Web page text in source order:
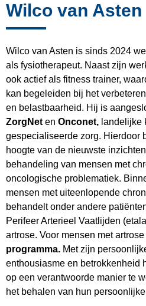
Wilco van Asten
Wilco van Asten is sinds 2024
als fysiotherapeut. Naast zijn
ook actief als fitness trainer,
kan begeleiden bij het
en belastbaarheid. Hij is
ZorgNet en Onconet, landelijke
gespecialiseerde zorg. Hierdoor
hoogte van de nieuwste
behandeling van mensen met
oncologische problematiek.
mensen met uiteenlopende
behandelt onder andere
Perifeer Arterieel Vaatlijden
artrose. Voor mensen met
programma. Met zijn
enthousiasme en betrokkenheid
op een verantwoorde manier te
het behalen van hun